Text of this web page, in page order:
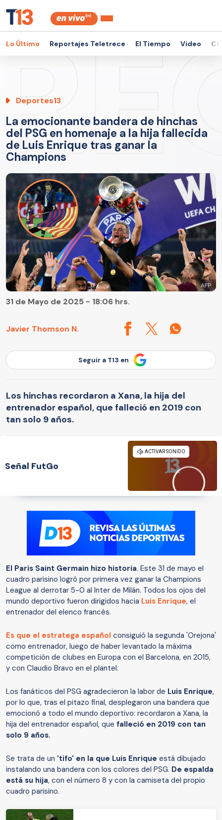
Lo Último Reportajes Teletrece El Tiempo Video
Deportes13
La emocionante bandera de hinchas
del PSG en homenaje a la hija fallecida
de Luis Enrique tras ganar la
Champions
AFP
Javier Thomson N.
31 de Mayo de 2025 - 18:06 hrs.
Seguir a T13 en
Los hinchas recordaron a Xana, la hija del
entrenador español, que falleció en 2019 con
tan solo 9 años.
Señal FutGo
El Paris Saint Germain hizo historia. Este 31 de mayo el
cuadro parisino logró por primera vez ganar la Champions
League al derrotar 5-0 al Inter de Milán. Todos los ojos del
mundo deportivo fueron dirigidos hacia Luis Enrique, el
entrenador del elenco francés.
Es que el estratega español consiguió la segunda 'Orejona'
como entrenador, luego de haber levantado la máxima
competición de clubes en Europa con el Barcelona, en 2015,
y con Claudio Bravo en el plantel.
Los fanáticos del PSG agradecieron la labor de Luis Enrique,
por lo que, tras el pitazo final, desplegaron una bandera que
emocionó a todo el mundo deportivo: recordaron a Xana, la
hija del entrenador español, que falleció en 2019 con tan
solo 9 años.
Se trata de un 'tifo' en la que Luis Enrique está dibujado
instalando una bandera con los colores del PSG. De espalda
está su hija, con el número 8 y con la camiseta del propio
cuadro parisino.